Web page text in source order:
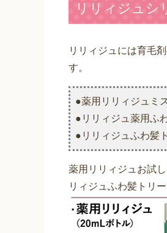
リリィジュシ
リリィジュには育毛
す。
●薬用リリィジュミ
●リリィジュ薬用ふ
●リリィジュふわ髪
薬用リリィジュお試
リィジュふわ髪トリ